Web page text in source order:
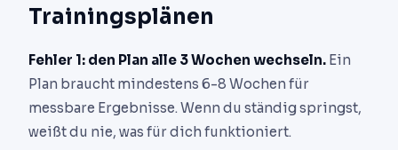
Trainingsplänen
Fehler 1: den Plan alle 3 Wochen wechseln. Ein
Plan braucht mindestens 6-8 Wochen für
messbare Ergebnisse. Wenn du ständig springst,
weißt du nie, was für dich funktioniert.